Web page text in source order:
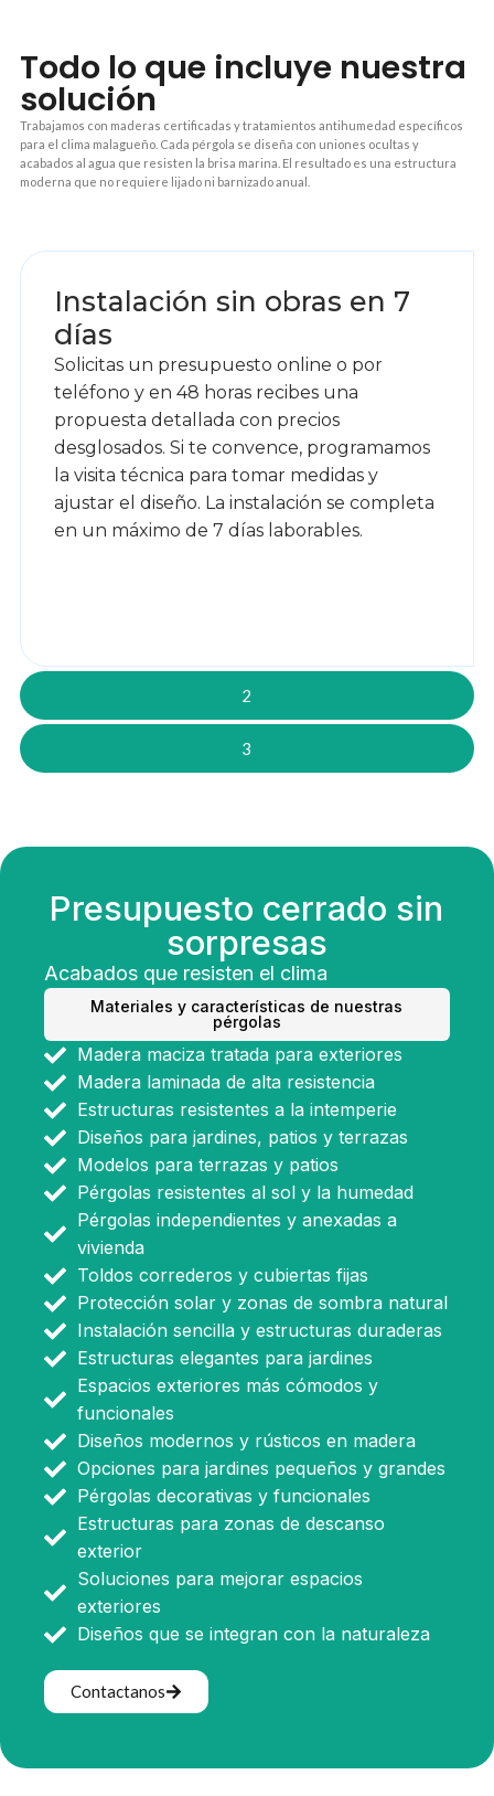
Todo lo que incluye nuestra
solución
Trabajamos con maderas certificadas y tratamientos antihumedad específicos
para el clima malagueño. Cada pérgola se diseña con uniones ocultas y
acabados al agua que resisten la brisa marina. El resultado es una estructura
moderna que no requiere lijado ni barnizado anual.
2
3
Instalación sin obras en 7
días
Solicitas un presupuesto online o por
teléfono y en 48 horas recibes una
propuesta detallada con precios
desglosados. Si te convence, programamos
la visita técnica para tomar medidas y
ajustar el diseño. La instalación se completa
en un máximo de 7 días laborables.
Presupuesto cerrado sin
sorpresas
Acabados que resisten el clima
Materiales y características de nuestras
pérgolas
Madera maciza tratada para exteriores
Madera laminada de alta resistencia
Estructuras resistentes a la intemperie
Diseños para jardines, patios y terrazas
Modelos para terrazas y patios
Pérgolas resistentes al sol y la humedad
Pérgolas independientes y anexadas a
vivienda
Toldos correderos y cubiertas fijas
Protección solar y zonas de sombra natural
Instalación sencilla y estructuras duraderas
Estructuras elegantes para jardines
Espacios exteriores más cómodos y
funcionales
Diseños modernos y rústicos en madera
Opciones para jardines pequeños y grandes
Pérgolas decorativas y funcionales
Estructuras para zonas de descanso
exterior
Soluciones para mejorar espacios
exteriores
Diseños que se integran con la naturaleza
Contactanos